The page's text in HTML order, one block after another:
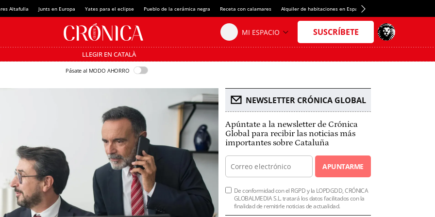
Altafulla Junts en Europa Yates para el eclipse Pueblo de la cerámica negra Receta con calamares Alquiler de habitaciones en España
LLEGIR EN CATALÀ
Pásate al MODO AHORRO
NEWSLETTER CRÓNICA GLOBAL
Apúntate a la newsletter de Crónica
Global para recibir las noticias más
importantes sobre Cataluña
APUNTARME
De conformidad con el RGPD y la LOPDGDD, CRÓNICA
GLOBALMEDIA S.L. tratará los datos facilitados con la
finalidad de remitirle noticias de actualidad.